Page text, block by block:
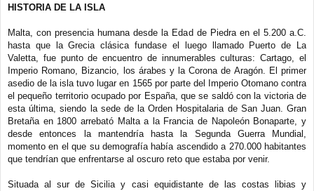
HISTORIA DE LA ISLA
Malta, con presencia humana desde la Edad de Piedra en el 5.200 a.C.
hasta que la Grecia clásica fundase el luego llamado Puerto de La
Valetta, fue punto de encuentro de innumerables culturas: Cartago, el
Imperio Romano, Bizancio, los árabes y la Corona de Aragón. El primer
asedio de la isla tuvo lugar en 1565 por parte del Imperio Otomano contra
el pequeño territorio ocupado por España, que se saldó con la victoria de
esta última, siendo la sede de la Orden Hospitalaria de San Juan. Gran
Bretaña en 1800 arrebató Malta a la Francia de Napoleón Bonaparte, y
desde entonces la mantendría hasta la Segunda Guerra Mundial,
momento en el que su demografía había ascendido a 270.000 habitantes
que tendrían que enfrentarse al oscuro reto que estaba por venir.
Situada al sur de Sicilia y casi equidistante de las costas libias y